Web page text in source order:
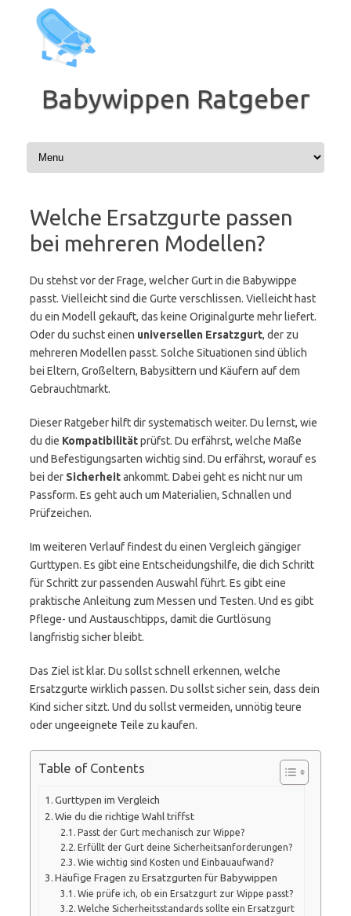
Inhalt
springen
Babywippen Ratgeber
Welche Ersatzgurte passen
bei mehreren Modellen?
Du stehst vor der Frage, welcher Gurt in die Babywippe
passt. Vielleicht sind die Gurte verschlissen. Vielleicht hast
du ein Modell gekauft, das keine Originalgurte mehr liefert.
Oder du suchst einen universellen Ersatzgurt, der zu
mehreren Modellen passt. Solche Situationen sind üblich
bei Eltern, Großeltern, Babysittern und Käufern auf dem
Gebrauchtmarkt.
Dieser Ratgeber hilft dir systematisch weiter. Du lernst, wie
du die Kompatibilitätprüfst. Du erfährst, welche Maße
und Befestigungsarten wichtig sind. Du erfährst, worauf es
bei der Sicherheitankommt. Dabei geht es nicht nur um
Passform. Es geht auch um Materialien, Schnallen und
Prüfzeichen.
Im weiteren Verlauf findest du einen Vergleich gängiger
Gurttypen. Es gibt eine Entscheidungshilfe, die dich Schritt
für Schritt zur passenden Auswahl führt. Es gibt eine
praktische Anleitung zum Messen und Testen. Und es gibt
Pflege- und Austauschtipps, damit die Gurtlösung
langfristig sicher bleibt.
Das Ziel ist klar. Du sollst schnell erkennen, welche
Ersatzgurte wirklich passen. Du sollst sicher sein, dass dein
Kind sicher sitzt. Und du sollst vermeiden, unnötig teure
oder ungeeignete Teile zu kaufen.
Table of Contents
Gurttypen im Vergleich
Wie du die richtige Wahl triffst
Passt der Gurt mechanisch zur Wippe?
Erfüllt der Gurt deine Sicherheitsanforderungen?
Wie wichtig sind Kosten und Einbauaufwand?
Häufige Fragen zu Ersatzgurten für Babywippen
Wie prüfe ich, ob ein Ersatzgurt zur Wippe passt?
Welche Sicherheitsstandards sollte ein Ersatzgurt